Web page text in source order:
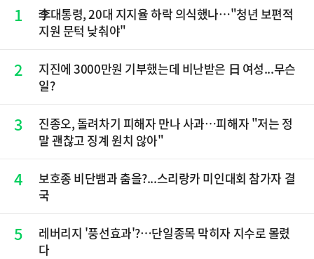
1
李대통령, 20대 지지율 하락 의식했나…"청년 보편적
지원 문턱 낮춰야"
2
지진에 3000만원 기부했는데 비난받은 日 여성...무슨
일?
3
진종오, 돌려차기 피해자 만나 사과…피해자 "저는 정
말 괜찮고 징계 원치 않아"
4
보호종 비단뱀과 춤을?...스리랑카 미인대회 참가자 결
국
5
레버리지 '풍선효과'?…단일종목 막히자 지수로 몰렸
다